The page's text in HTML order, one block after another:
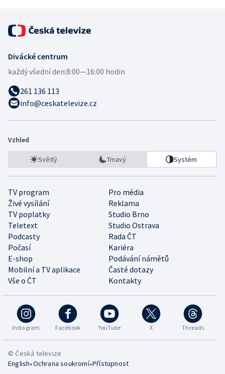
Divácké centrum
každý všední den:8:00—16:00 hodin
261 136 113
info@ceskatelevize.cz
Vzhled
Světlý Tmavý Systém
TV program
Pro média
Živé vysílání
Reklama
TV poplatky
Studio Brno
Teletext
Studio Ostrava
Podcasty
Rada ČT
Počasí
Kariéra
E-shop
Podávání námětů
Mobilní a TV aplikace
Časté dotazy
Vše o ČT
Kontakty
Instagram Facebook YouTube X Threads
© Česká televize
English•Ochrana soukromí•Přístupnost